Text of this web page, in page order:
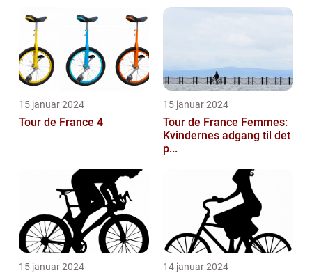
15 januar 2024
Tour de France 4
15 januar 2024
Tour de France Femmes:
Kvindernes adgang til det
p...
15 januar 2024 14 januar 2024